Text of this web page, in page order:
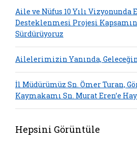
Aile ve Nüfus 10 Yılı Vizyonunda
Desteklenmesi Projesi
Sürdürüyoruz
Ailelerimizin Yanında,
İl Müdürümüz Sn. Ömer Turan,
Kaymakamı Sn. Murat Eren’e
Hepsini Görüntüle